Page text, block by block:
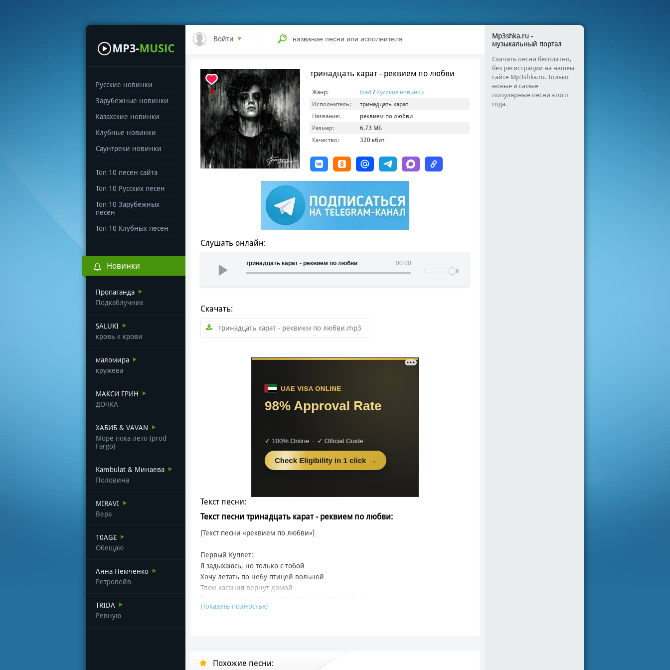
Русские новинки
Зарубежные новинки
Казахские новинки
Клубные новинки
Саунтреки новинки
Топ 10 песен сайта
Топ 10 Русских песен
Топ 10 Зарубежных
песен
Топ 10 Клубных песен
Новинки
Пропаганда
Подкаблучник
SALUKI
кровь к крови
маломира
кружева
МАКСИ ГРИН
ДОЧКА
ХАБИБ & VAVAN
Море пока лето (prod
Fargo)
Kambulat & Минаева
Половина
MIRAVI
Вера
10AGE
Обещаю
Анна Немченко
Ретровейв
TRIDA
Ревную
Войти
0
тринадцать карат - реквием по любви
Жанр: load / Русские новинки
Исполнитель:
тринадцать карат
Название:
реквием по любви
Размер:
6.73 МБ
Качество:
320 кбит
Слушать онлайн:
00:00
тринадцать карат - реквием по любви
Скачать:
тринадцать карат - реквием по любви.mp3
Текст песни:
Текст песни тринадцать карат - реквием по любви:
[Текст песни «реквием по любви»]
Первый Куплет:
Я задыхаюсь, но только с тобой
Хочу летать по небу птицей вольной
Твои касания вернут домой
Та тревога, что режет меня изнутри
Все мои песни, туры, деньги, стадионы
Показать полностью
Похожие песни:
Mp3shka.ru -
музыкальный портал
Скачать песни бесплатно,
без регистрации на нашем
сайте Mp3shka.ru. Только
новые и самые
популярные песни этого
года.